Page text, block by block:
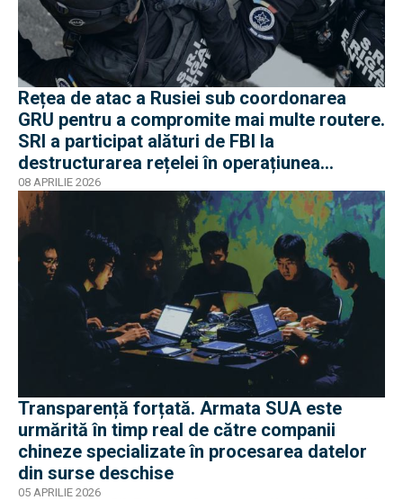
Rețea de atac a Rusiei sub coordonarea
GRU pentru a compromite mai multe routere.
SRI a participat alături de FBI la
destructurarea rețelei în operațiunea
Masquerade
08 APRILIE 2026
Transparență forțată. Armata SUA este
urmărită în timp real de către companii
chineze specializate în procesarea datelor
din surse deschise
05 APRILIE 2026